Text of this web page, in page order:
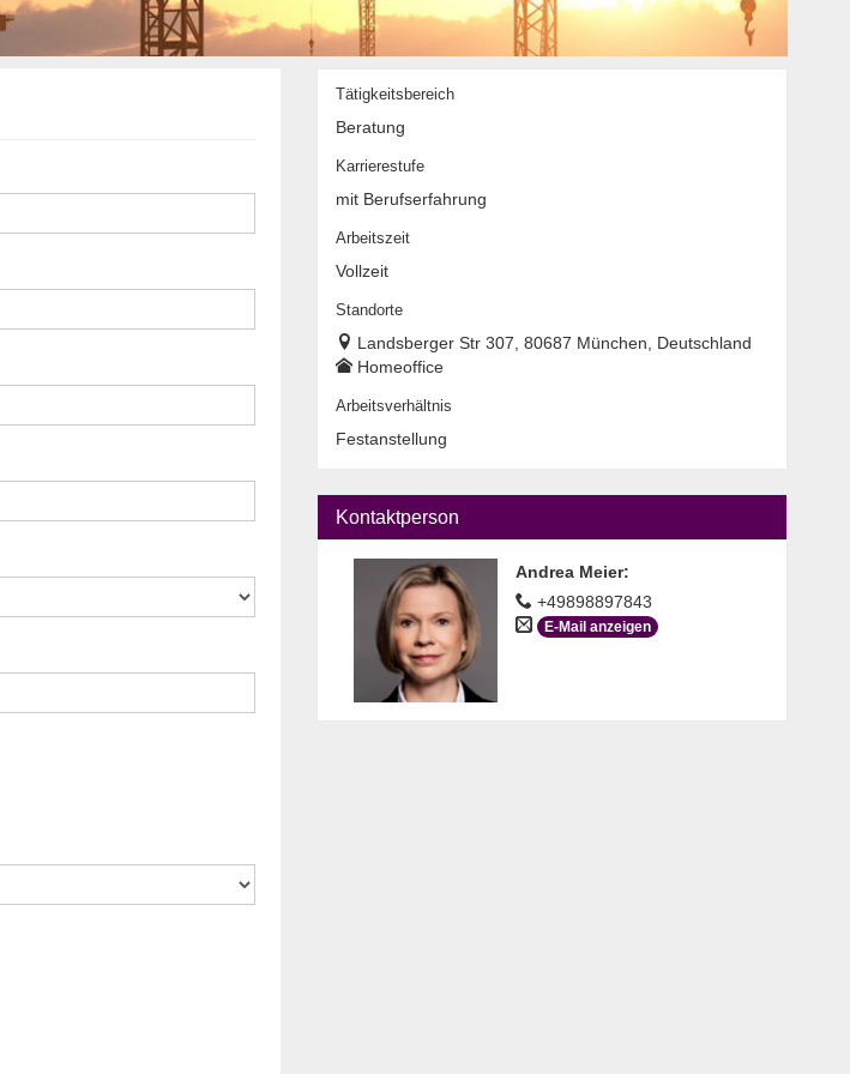
Tätigkeitsbereich
Beratung
Karrierestufe
mit Berufserfahrung
Arbeitszeit
Vollzeit
Standorte
Landsberger Str 307, 80687 München, Deutschland
Homeoffice
Arbeitsverhältnis
Festanstellung
Kontaktperson
Andrea Meier:
+49898897843
E-Mail anzeigen